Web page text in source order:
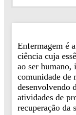
Enfermagem é
ciência cuja
ao ser
comunidade de
desenvolvendo
atividades de
recuperação da